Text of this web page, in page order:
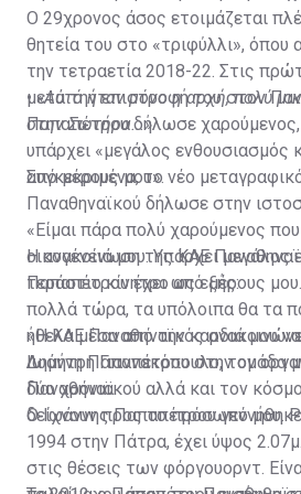
Ο 29χρονος άσος ετοιμάζεται
θητεία του στο «τριφύλλι», όπου
την τετραετία 2018-22. Στις
μετά την επιστροφή του στον
Παπαπέτρου δήλωσε
υπάρχει «μεγάλος ενθουσιασμός
από μέρους μου».
•«Αυτό ήταν μόνο η αρχή, πολύ
στην Σωτήρα...»
Συγκεκριμένα, το νέο
Παναθηναϊκού δήλωσε στην
«Είμαι πάρα πολύ χαρούμενος
οικογένειά μου. Υπάρχει μεγάλος
τεράστιο κίνητρο από μέρους
πολλά τώρα, τα υπόλοιπα θα τα
ήθελα μέσα από την καρδιά μου
Δημήτρη Γιαννακόπουλο, τον
Παναθηναϊκού αλλά και τον
δείχνουν προς το πρόσωπό μου.
Η ανακοίνωση της ΚΑΕ
Παπαπέτρου έχει ως εξής:
«Η ΚΑΕ Παναθηναϊκός
Ιωάννη Παπαπέτρου στην ομάδα
δύο χρόνια.
Ο Ιωάννης Παπαπέτρου
1994 στην Πάτρα, έχει ύψος
στις θέσεις των φόργουορντ.